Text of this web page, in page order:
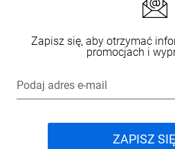
Zapisz się, aby otrzymać
promocjach i
Podaj adres e-mail
ZAPISZ SIĘ